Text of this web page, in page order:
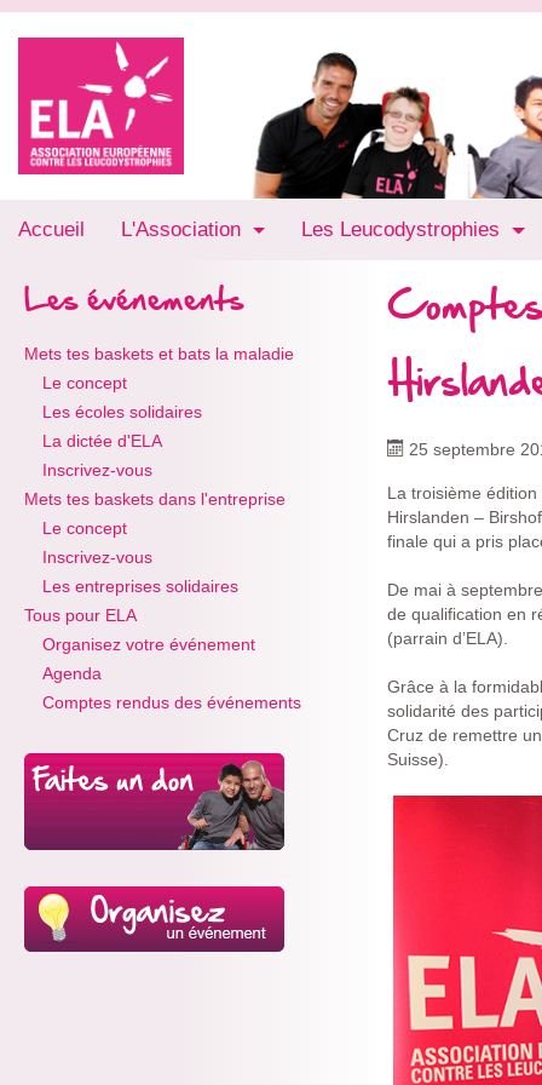
Accueil L'Association Les Leucodystrophies
Les événements
Mets tes baskets et bats la maladie
Le concept
Les écoles solidaires
La dictée d'ELA
Inscrivez-vous
Mets tes baskets dans l'entreprise
Le concept
Inscrivez-vous
Les entreprises solidaires
Tous pour ELA
Organisez votre événement
Agenda
Comptes rendus des événements
25 septembre
La troisième
Hirslanden –
finale qui a pris
De mai à
de qualification en
(parrain d’ELA).
Grâce à la
solidarité des
Cruz de remettre
Suisse).